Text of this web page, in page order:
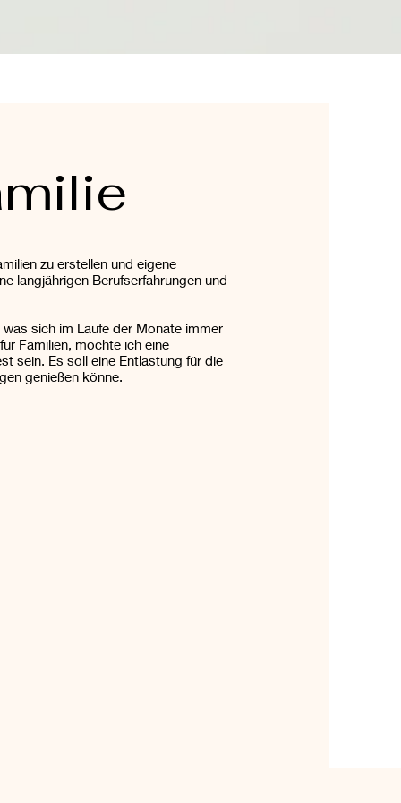
zu erstellen und eigene
langjährigen Berufserfahrungen und
sich im Laufe der Monate immer
Familien, möchte ich eine
sein. Es soll eine Entlastung für die
genießen könne.